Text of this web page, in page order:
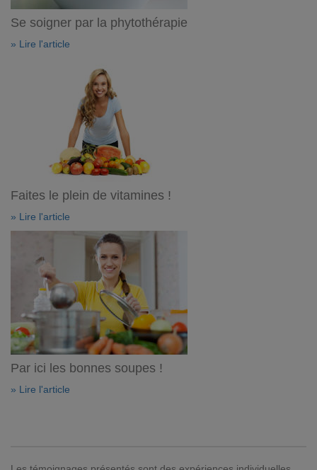
Se soigner par la phytothérapie
» Lire l'article
Faites le plein de vitamines !
» Lire l'article
Par ici les bonnes soupes !
» Lire l'article